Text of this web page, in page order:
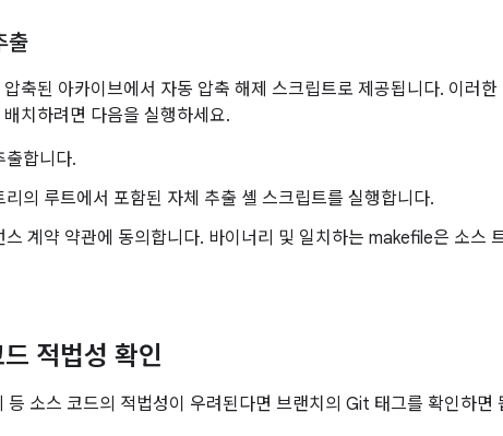
출
축된 아카이브에서 자동 압축 해제 스크립트로 제공됩니다. 이러
치하려면 다음을 실행하세요.
출합니다.
리의 루트에서 포함된 자체 추출 셸 스크립트를 실행합니다.
스 계약 약관에 동의합니다. 바이너리 및 일치하는 makefile은 소스
적법성 확인
소스 코드의 적법성이 우려된다면 브랜치의 Git 태그를 확인하면